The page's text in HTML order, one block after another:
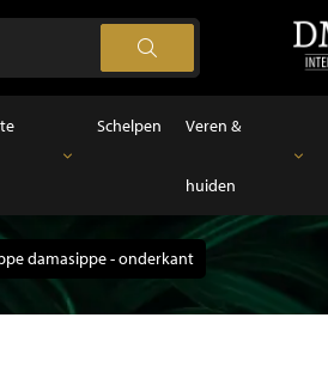
vogels
zoogdieren
vissen
Schelpen Veren &
huiden
Veren
damasippe - onderkant